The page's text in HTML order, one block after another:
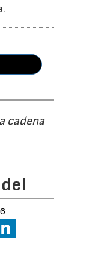
cadena